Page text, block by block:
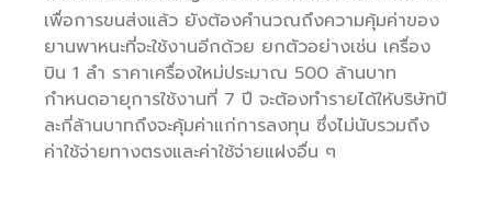
เพื่อการขนส่งแล้ว ยังต้องคำนวณถึงความคุ้มค่าของ
ยานพาหนะที่จะใช้งานอีกด้วย ยกตัวอย่างเช่น เครื่อง
บิน 1 ลำ ราคาเครื่องใหม่ประมาณ 500 ล้านบาท
กำหนดอายุการใช้งานที่ 7 ปี จะต้องทำรายได้ให้บริษัทปี
ละกี่ล้านบาทถึงจะคุ้มค่าแก่การลงทุน ซึ่งไม่นับรวมถึง
ค่าใช้จ่ายทางตรงและค่าใช้จ่ายแฝงอื่น ๆ